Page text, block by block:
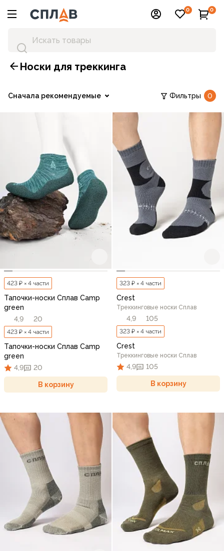
0 0
Носки для треккинга
Сначала рекомендуемые Фильтры 0
423 ₽ × 4 части
Тапочки-носки Сплав Camp
green
4,9
20
423 ₽ × 4 части
Тапочки-носки Сплав Camp
green
4,9
20
В корзину
323 ₽ × 4 части
Crest
Треккинговые носки Сплав
4,9 105
323 ₽ × 4 части
Crest
Треккинговые носки Сплав
4,9 105
В корзину